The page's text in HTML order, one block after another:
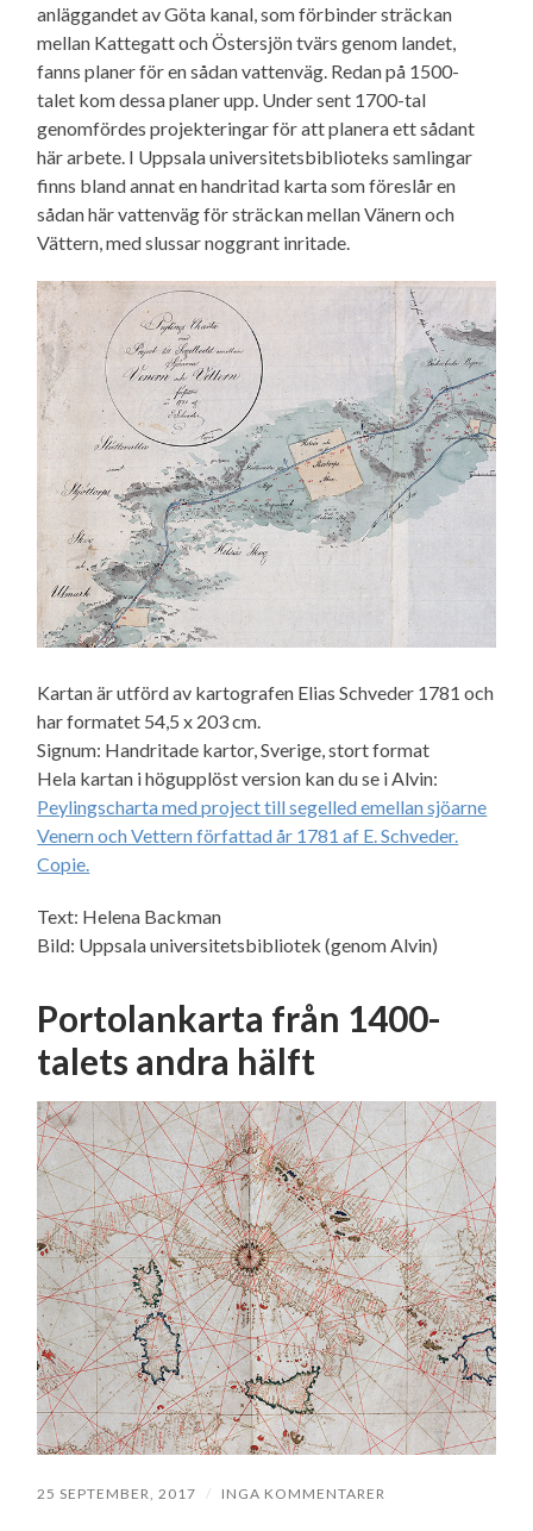
anläggandet av Göta kanal, som förbinder sträckan
mellan Kattegatt och Östersjön tvärs genom landet,
fanns planer för en sådan vattenväg. Redan på 1500-
talet kom dessa planer upp. Under sent 1700-tal
genomfördes projekteringar för att planera ett sådant
här arbete. I Uppsala universitetsbiblioteks samlingar
finns bland annat en handritad karta som föreslår en
sådan här vattenväg för sträckan mellan Vänern och
Vättern, med slussar noggrant inritade.
Kartan är utförd av kartografen Elias Schveder 1781 och
har formatet 54,5 x 203 cm.
Signum: Handritade kartor, Sverige, stort format
Hela kartan i högupplöst version kan du se i Alvin:
Peylingscharta med project till segelled emellan sjöarne
Venern och Vettern författad år 1781 af E. Schveder.
Copie.
Text: Helena Backman
Bild: Uppsala universitetsbibliotek (genom Alvin)
Portolankarta från 1400-
talets andra hälft
25 SEPTEMBER, 2017 / INGA KOMMENTARER